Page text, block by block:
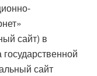
сайт) в
сайт